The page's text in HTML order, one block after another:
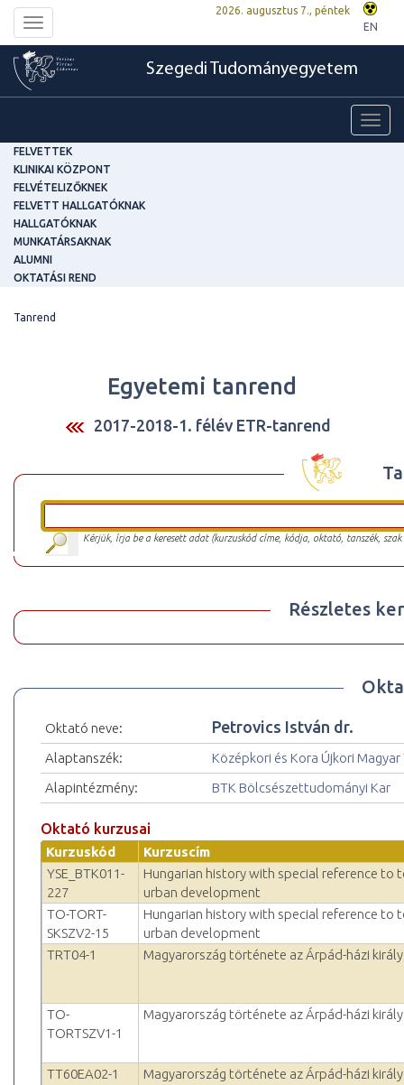
Toggle
navigation
2026. augusztus 7., péntek
EN
Szegedi Tudományegyetem
FELVETTEK
KLINIKAI KÖZPONT
FELVÉTELIZŐKNEK
FELVETT HALLGATÓKNAK
HALLGATÓKNAK
MUNKATÁRSAKNAK
ALUMNI
OKTATÁSI REND
Tanrend
Egyetemi tanrend
2017-2018-1. félév ETR-tanrend
Kérjük, írja be a keresett adat (kurzuskód címe, kódja, oktató, tanszék,
Részletes
Oktató neve: Petrovics István dr.
Alaptanszék:
Középkori és Kora Újkori
Alapintézmény:
BTK Bölcsészettudományi Kar
Oktató kurzusai
Kurzuskód
Kurzuscím
YSE_BTK011-
227
Hungarian history with special reference to
urban development
TO-TORT-
SKSZV2-15
Hungarian history with special reference to
urban development
TRT04-1
Magyarország története az Árpád-házi
TO-
TORTSZV1-1
Magyarország története az Árpád-házi
TT60EA02-1 Magyarország története az Árpád-házi